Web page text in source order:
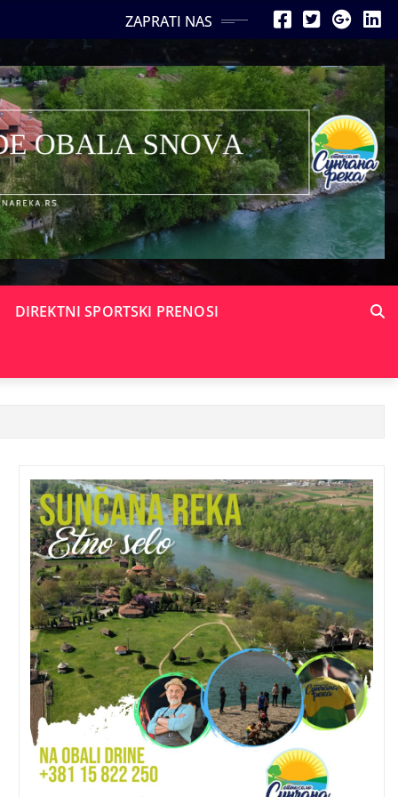
ZAPRATI NAS
DIREKTNI SPORTSKI PRENOSI